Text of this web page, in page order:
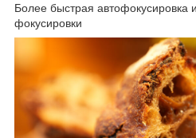
Более быстрая
фокусировки